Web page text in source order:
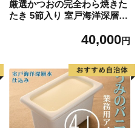
厳選かつおの完全わら焼きた
たき 5節入り 室戸海洋深層水
ツオのたたき 鰹 カツオ たた
40,000円